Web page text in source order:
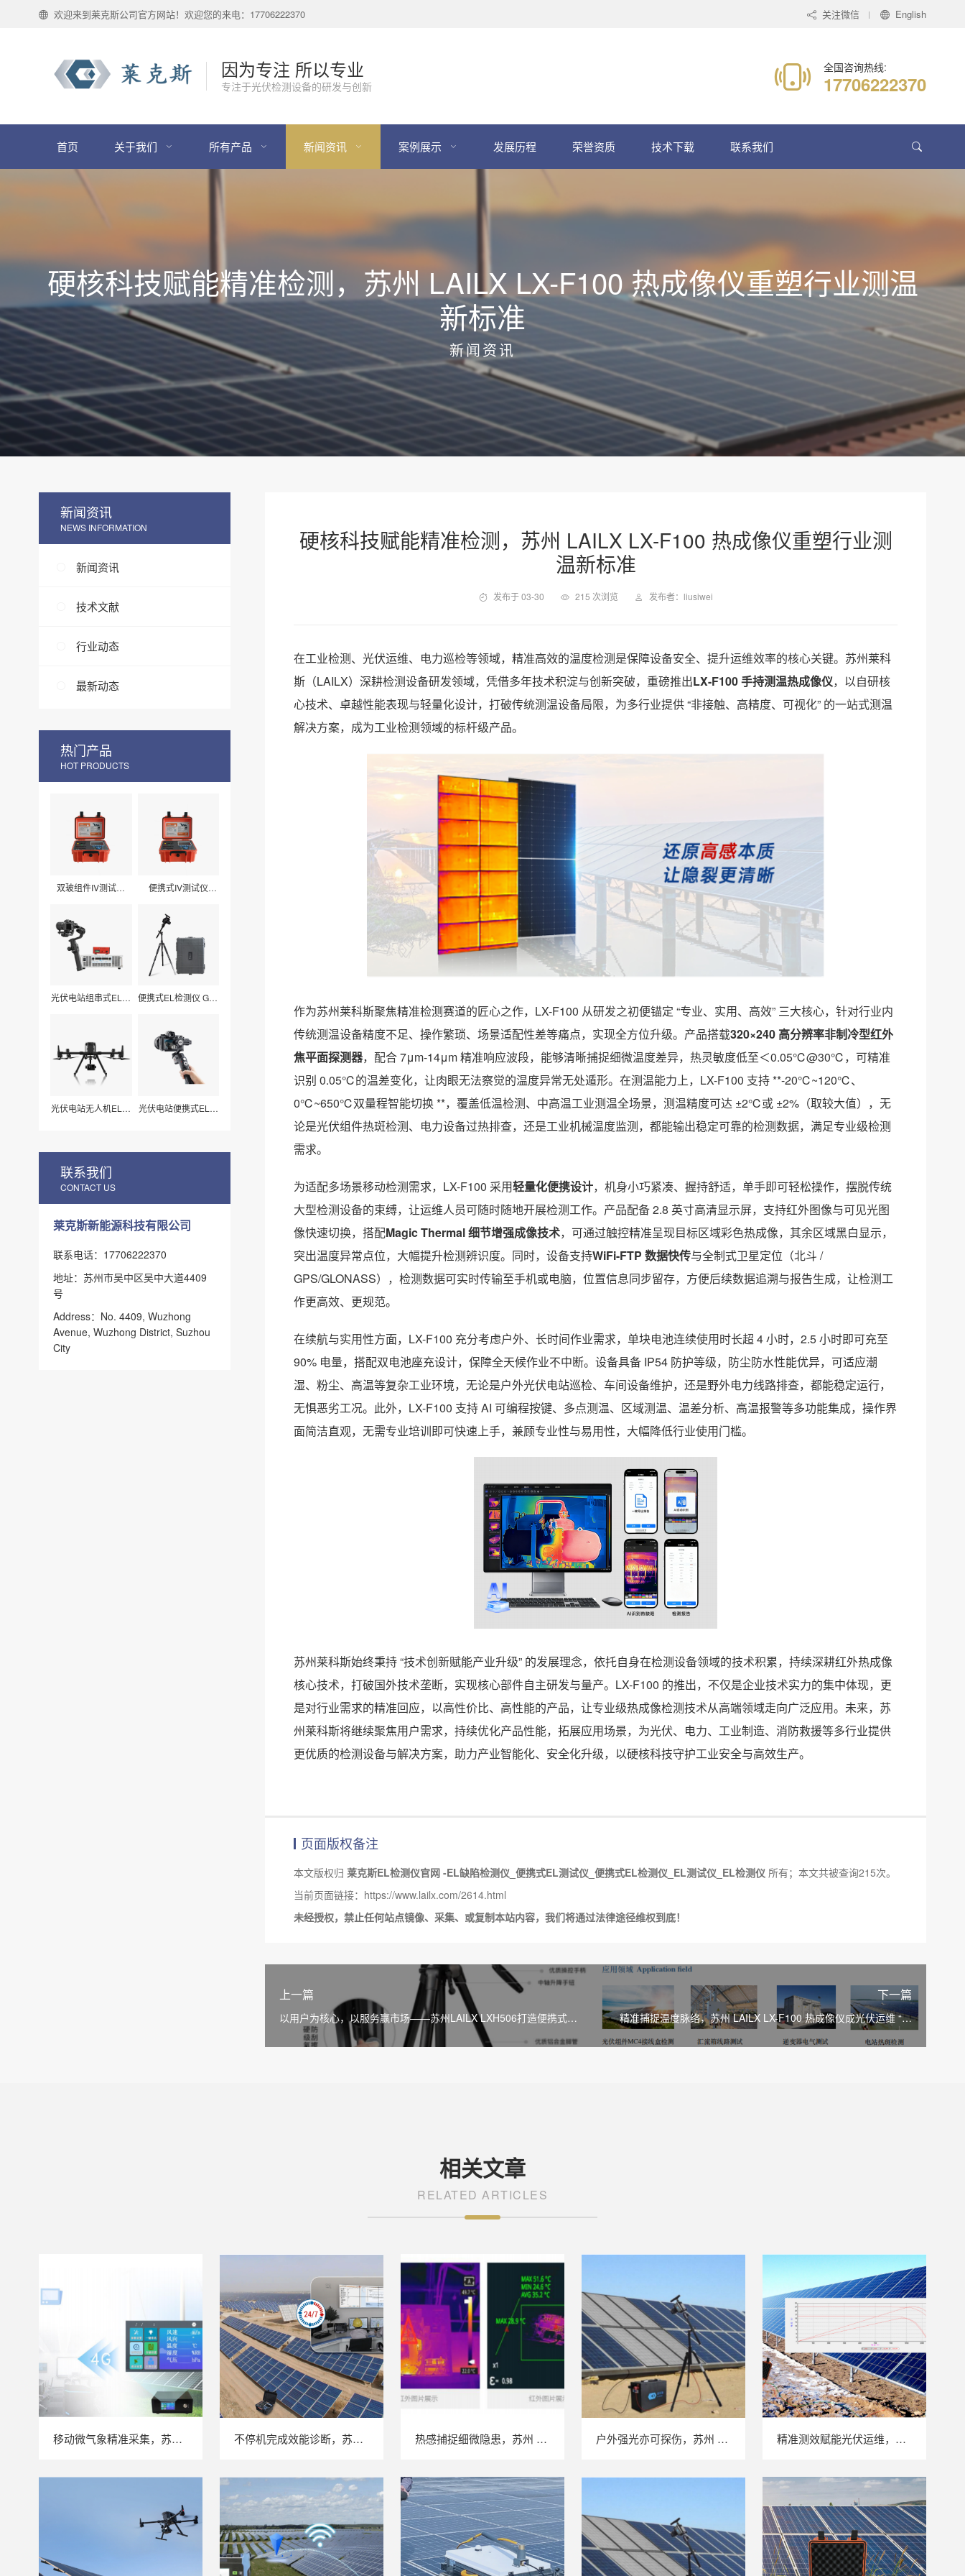
欢迎来到莱克斯公司官方网站！欢迎您的来电：17706222370 关注微信 English
因为专注 所以专业
专注于光伏检测设备的研发与创新
全国咨询热线:
17706222370
首页 关于我们 所有产品 新闻资讯 案例展示 发展历程 荣誉资质 技术下载 联系我们
硬核科技赋能精准检测，苏州 LAILX LX-F100 热成像仪重塑行业测温
新标准
新闻资讯
新闻资讯
NEWS INFORMATION
新闻资讯
技术文献
行业动态
最新动态
热门产品
HOT PRODUCTS
双玻组件IV测试仪
便携式IV测试仪
光伏电站组串式EL检
便携式EL检测仪 G50
光伏电站无人机EL扫
光伏电站便携式EL检
联系我们
CONTACT US
莱克斯新能源科技有限公司
联系电话：17706222370
地址：苏州市吴中区吴中大道4409
号
Address：No. 4409, Wuzhong
Avenue, Wuzhong District, Suzhou
City
硬核科技赋能精准检测，苏州 LAILX LX-F100 热成像仪重塑行业测
温新标准
发布于 03-30 215 次浏览 发布者：liusiwei
在工业检测、光伏运维、电力巡检等领域，精准高效的温度检测是保障设备安全、提升运维效率的核心关键。苏州莱科
斯（LAILX）深耕检测设备研发领域，凭借多年技术积淀与创新突破，重磅推出LX-F100 手持测温热成像仪，以自研核
心技术、卓越性能表现与轻量化设计，打破传统测温设备局限，为多行业提供 “非接触、高精度、可视化” 的一站式测温
解决方案，成为工业检测领域的标杆级产品。
作为苏州莱科斯聚焦精准检测赛道的匠心之作，LX-F100 从研发之初便锚定 “专业、实用、高效” 三大核心，针对行业内
传统测温设备精度不足、操作繁琐、场景适配性差等痛点，实现全方位升级。产品搭载320×240 高分辨率非制冷型红外
焦平面探测器，配合 7μm-14μm 精准响应波段，能够清晰捕捉细微温度差异，热灵敏度低至＜0.05℃@30℃，可精准
识别 0.05℃的温差变化，让肉眼无法察觉的温度异常无处遁形。在测温能力上，LX-F100 支持 **-20℃~120℃、
0℃~650℃双量程智能切换 **，覆盖低温检测、中高温工业测温全场景，测温精度可达 ±2℃或 ±2%（取较大值），无
论是光伏组件热斑检测、电力设备过热排查，还是工业机械温度监测，都能输出稳定可靠的检测数据，满足专业级检测
需求。
为适配多场景移动检测需求，LX-F100 采用轻量化便携设计，机身小巧紧凑、握持舒适，单手即可轻松操作，摆脱传统
大型检测设备的束缚，让运维人员可随时随地开展检测工作。产品配备 2.8 英寸高清显示屏，支持红外图像与可见光图
像快速切换，搭配Magic Thermal 细节增强成像技术，可通过触控精准呈现目标区域彩色热成像，其余区域黑白显示，
突出温度异常点位，大幅提升检测辨识度。同时，设备支持WiFi-FTP 数据快传与全制式卫星定位（北斗 /
GPS/GLONASS），检测数据可实时传输至手机或电脑，位置信息同步留存，方便后续数据追溯与报告生成，让检测工
作更高效、更规范。
在续航与实用性方面，LX-F100 充分考虑户外、长时间作业需求，单块电池连续使用时长超 4 小时，2.5 小时即可充至
90% 电量，搭配双电池座充设计，保障全天候作业不中断。设备具备 IP54 防护等级，防尘防水性能优异，可适应潮
湿、粉尘、高温等复杂工业环境，无论是户外光伏电站巡检、车间设备维护，还是野外电力线路排查，都能稳定运行，
无惧恶劣工况。此外，LX-F100 支持 AI 可编程按键、多点测温、区域测温、温差分析、高温报警等多功能集成，操作界
面简洁直观，无需专业培训即可快速上手，兼顾专业性与易用性，大幅降低行业使用门槛。
苏州莱科斯始终秉持 “技术创新赋能产业升级” 的发展理念，依托自身在检测设备领域的技术积累，持续深耕红外热成像
核心技术，打破国外技术垄断，实现核心部件自主研发与量产。LX-F100 的推出，不仅是企业技术实力的集中体现，更
是对行业需求的精准回应，以高性价比、高性能的产品，让专业级热成像检测技术从高端领域走向广泛应用。未来，苏
州莱科斯将继续聚焦用户需求，持续优化产品性能，拓展应用场景，为光伏、电力、工业制造、消防救援等多行业提供
更优质的检测设备与解决方案，助力产业智能化、安全化升级，以硬核科技守护工业安全与高效生产。
页面版权备注
本文版权归 莱克斯EL检测仪官网 -EL缺陷检测仪_便携式EL测试仪_便携式EL检测仪_EL测试仪_EL检测仪 所有；本文共被查询215次。
当前页面链接：https://www.lailx.com/2614.html
未经授权，禁止任何站点镜像、采集、或复制本站内容，我们将通过法律途径维权到底！
上一篇
以用户为核心，以服务赢市场——苏州LAILX LXH506打造便携式气
象监测服务新标杆
下一篇
精准捕捉温度脉络，苏州 LAILX LX-F100 热成像仪成光伏运维 “黄
金搭档”
相关文章
RELATED ARTICLES
移动微气象精准采集，苏州 LAILX LXH506 便携式气象站补齐光伏检测环境数据短板 不停机完成效能诊断，苏州 LAILX LX‑PE93 逆变器综合测试仪筑牢光伏电站效能底座 热感捕捉细微隐患，苏州 LAILX LX‑F300 手持红外热成像仪赋能光伏安全运维 户外强光亦可探伤，苏州 LAILX LXG30 便携式 EL 检测仪重塑光伏组件无损检测标准 精准测效赋能光伏运维，苏州 LAILX LX‑PV32 便携式 IV 测试仪打造现场检测新标杆